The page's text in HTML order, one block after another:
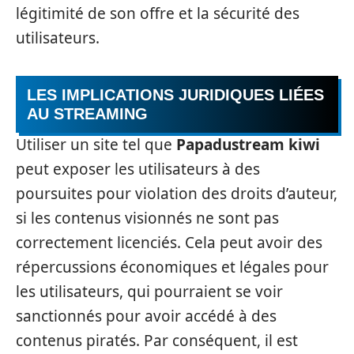
légitimité de son offre et la sécurité des
utilisateurs.
LES IMPLICATIONS JURIDIQUES LIÉES
AU STREAMING
Utiliser un site tel que Papadustream kiwi
peut exposer les utilisateurs à des
poursuites pour violation des droits d’auteur,
si les contenus visionnés ne sont pas
correctement licenciés. Cela peut avoir des
répercussions économiques et légales pour
les utilisateurs, qui pourraient se voir
sanctionnés pour avoir accédé à des
contenus piratés. Par conséquent, il est